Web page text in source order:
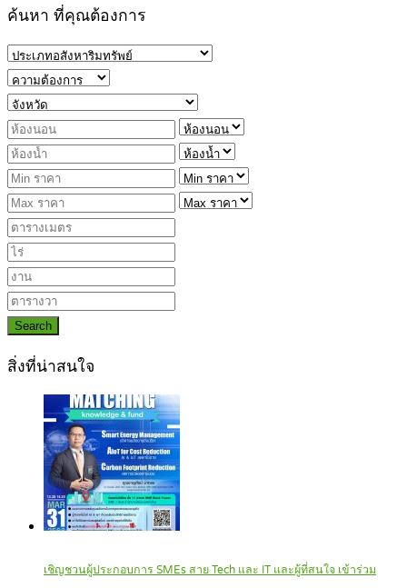
ค้นหา ที่คุณต้องการ
Search
สิ่งที่น่าสนใจ
เชิญชวนผู้ประกอบการ SMEs สาย Tech และ IT และผู้ที่สนใจ เข้าร่วม